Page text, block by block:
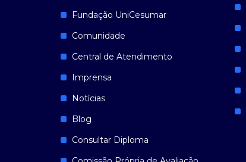
Fundação UniCesumar
Comunidade
Central de Atendimento
Imprensa
Notícias
Blog
Consultar Diploma